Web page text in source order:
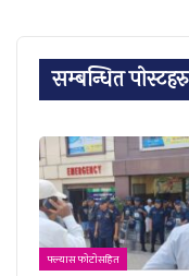
सम्बन्धित पाेस्टहरु
फ्ल्यास फाेटाेसहित